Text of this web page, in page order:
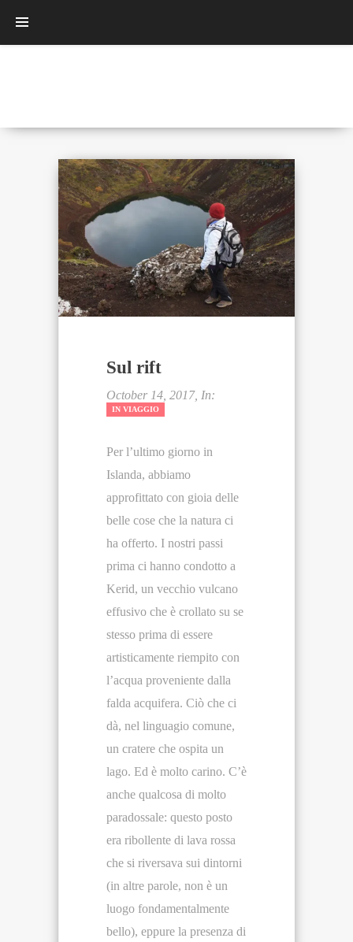
Sul rift
October 14, 2017, In:
IN VIAGGIO
Per l’ultimo giorno in
Islanda, abbiamo
approfittato con gioia delle
belle cose che la natura ci
ha offerto. I nostri passi
prima ci hanno condotto a
Kerid, un vecchio vulcano
effusivo che è crollato su se
stesso prima di essere
artisticamente riempito con
l’acqua proveniente dalla
falda acquifera. Ciò che ci
dà, nel linguagio comune,
un cratere che ospita un
lago. Ed è molto carino. C’è
anche qualcosa di molto
paradossale: questo posto
era ribollente di lava rossa
che si riversava sui dintorni
(in altre parole, non è un
luogo fondamentalmente
bello), eppure la presenza di